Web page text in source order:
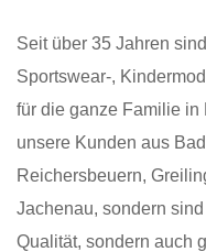
Seit über 35 Jahren
Sportswear-,
für die ganze Familie in
unsere Kunden aus
Reichersbeuern,
Jachenau, sondern
Qualität, sondern auch